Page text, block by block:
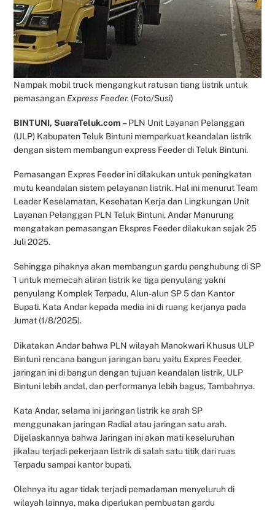
Nampak mobil truck mengangkut ratusan tiang listrik untuk
pemasangan Express Feeder. (Foto/Susi)
BINTUNI, SuaraTeluk.com –PLN Unit Layanan Pelanggan
(ULP) Kabupaten Teluk Bintuni memperkuat keandalan listrik
dengan sistem membangun express Feeder di Teluk Bintuni.
Pemasangan Expres Feeder ini dilakukan untuk peningkatan
mutu keandalan sistem pelayanan listrik. Hal ini menurut Team
Leader Keselamatan, Kesehatan Kerja dan Lingkungan Unit
Layanan Pelanggan PLN Teluk Bintuni, Andar Manurung
mengatakan pemasangan Ekspres Feeder dilakukan sejak 25
Juli 2025.
Sehingga pihaknya akan membangun gardu penghubung di SP
1 untuk memecah aliran listrik ke tiga penyulang yakni
penyulang Komplek Terpadu, Alun-alun SP 5 dan Kantor
Bupati. Kata Andar kepada media ini di ruang kerjanya pada
Jumat (1/8/2025).
Dikatakan Andar bahwa PLN wilayah Manokwari Khusus ULP
Bintuni rencana bangun jaringan baru yaitu Expres Feeder,
jaringan ini di bangun dengan tujuan keandalan listrik, ULP
Bintuni lebih andal, dan performanya lebih bagus, Tambahnya.
Kata Andar, selama ini jaringan listrik ke arah SP
menggunakan jaringan Radial atau jaringan satu arah.
Dijelaskannya bahwa Jaringan ini akan mati keseluruhan
jikalau terjadi pekerjaan listrik di salah satu titik dari ruas
Terpadu sampai kantor bupati.
Olehnya itu agar tidak terjadi pemadaman menyeluruh di
wilayah lainnya, maka diperlukan pembuatan gardu